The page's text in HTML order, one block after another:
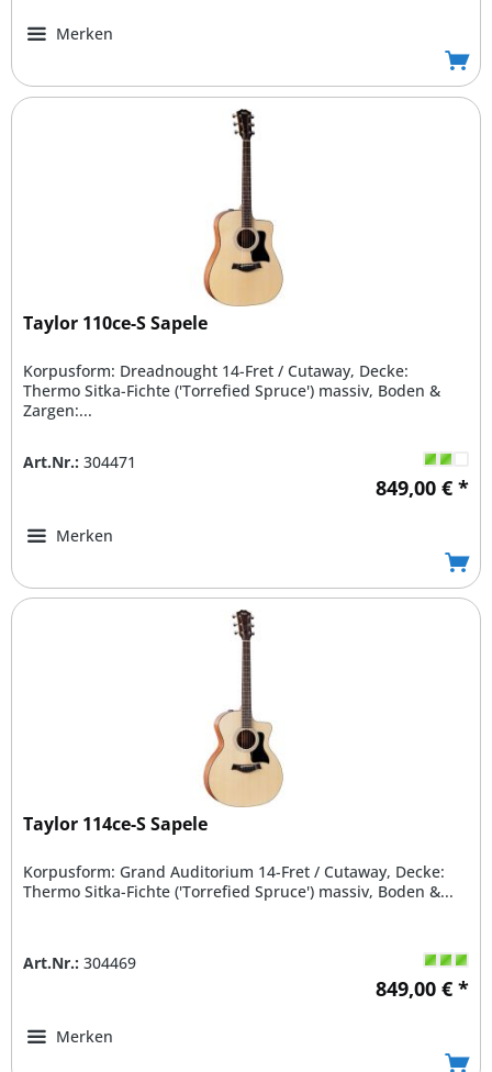
Merken
Taylor 110ce-S Sapele
Korpusform: Dreadnought 14-Fret / Cutaway, Decke:
Thermo Sitka-Fichte ('Torrefied Spruce') massiv, Boden &
Zargen:...
Art.Nr.: 304471
849,00 € *
Merken
Taylor 114ce-S Sapele
Korpusform: Grand Auditorium 14-Fret / Cutaway, Decke:
Thermo Sitka-Fichte ('Torrefied Spruce') massiv, Boden &...
Art.Nr.: 304469
849,00 € *
Merken